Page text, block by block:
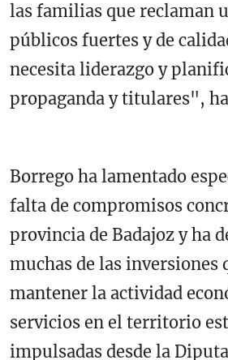
las familias que reclaman
públicos fuertes y de
necesita liderazgo y
propaganda y titulares",
Borrego ha lamentado
falta de compromisos
provincia de Badajoz y ha
muchas de las inversiones
mantener la actividad
servicios en el territorio
impulsadas desde la